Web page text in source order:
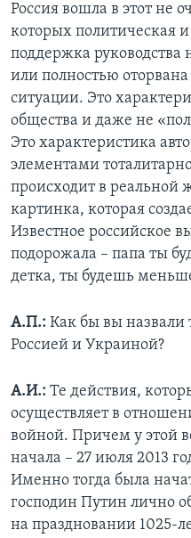
Россия вошла в этот не
которых политическая
поддержка руководства
или полностью
ситуации. Это
общества и даже не
Это характеристика
элементами
происходит в реальной
картинка, которая
Известное российское
подорожала – папа ты
детка, ты будешь
А.П.: Как бы вы назвали
Россией и Украиной?
А.И.: Те действия,
осуществляет в
войной. Причем у этой
начала – 27 июля 2013
Именно тогда была
господин Путин лично
на праздновании 1025-